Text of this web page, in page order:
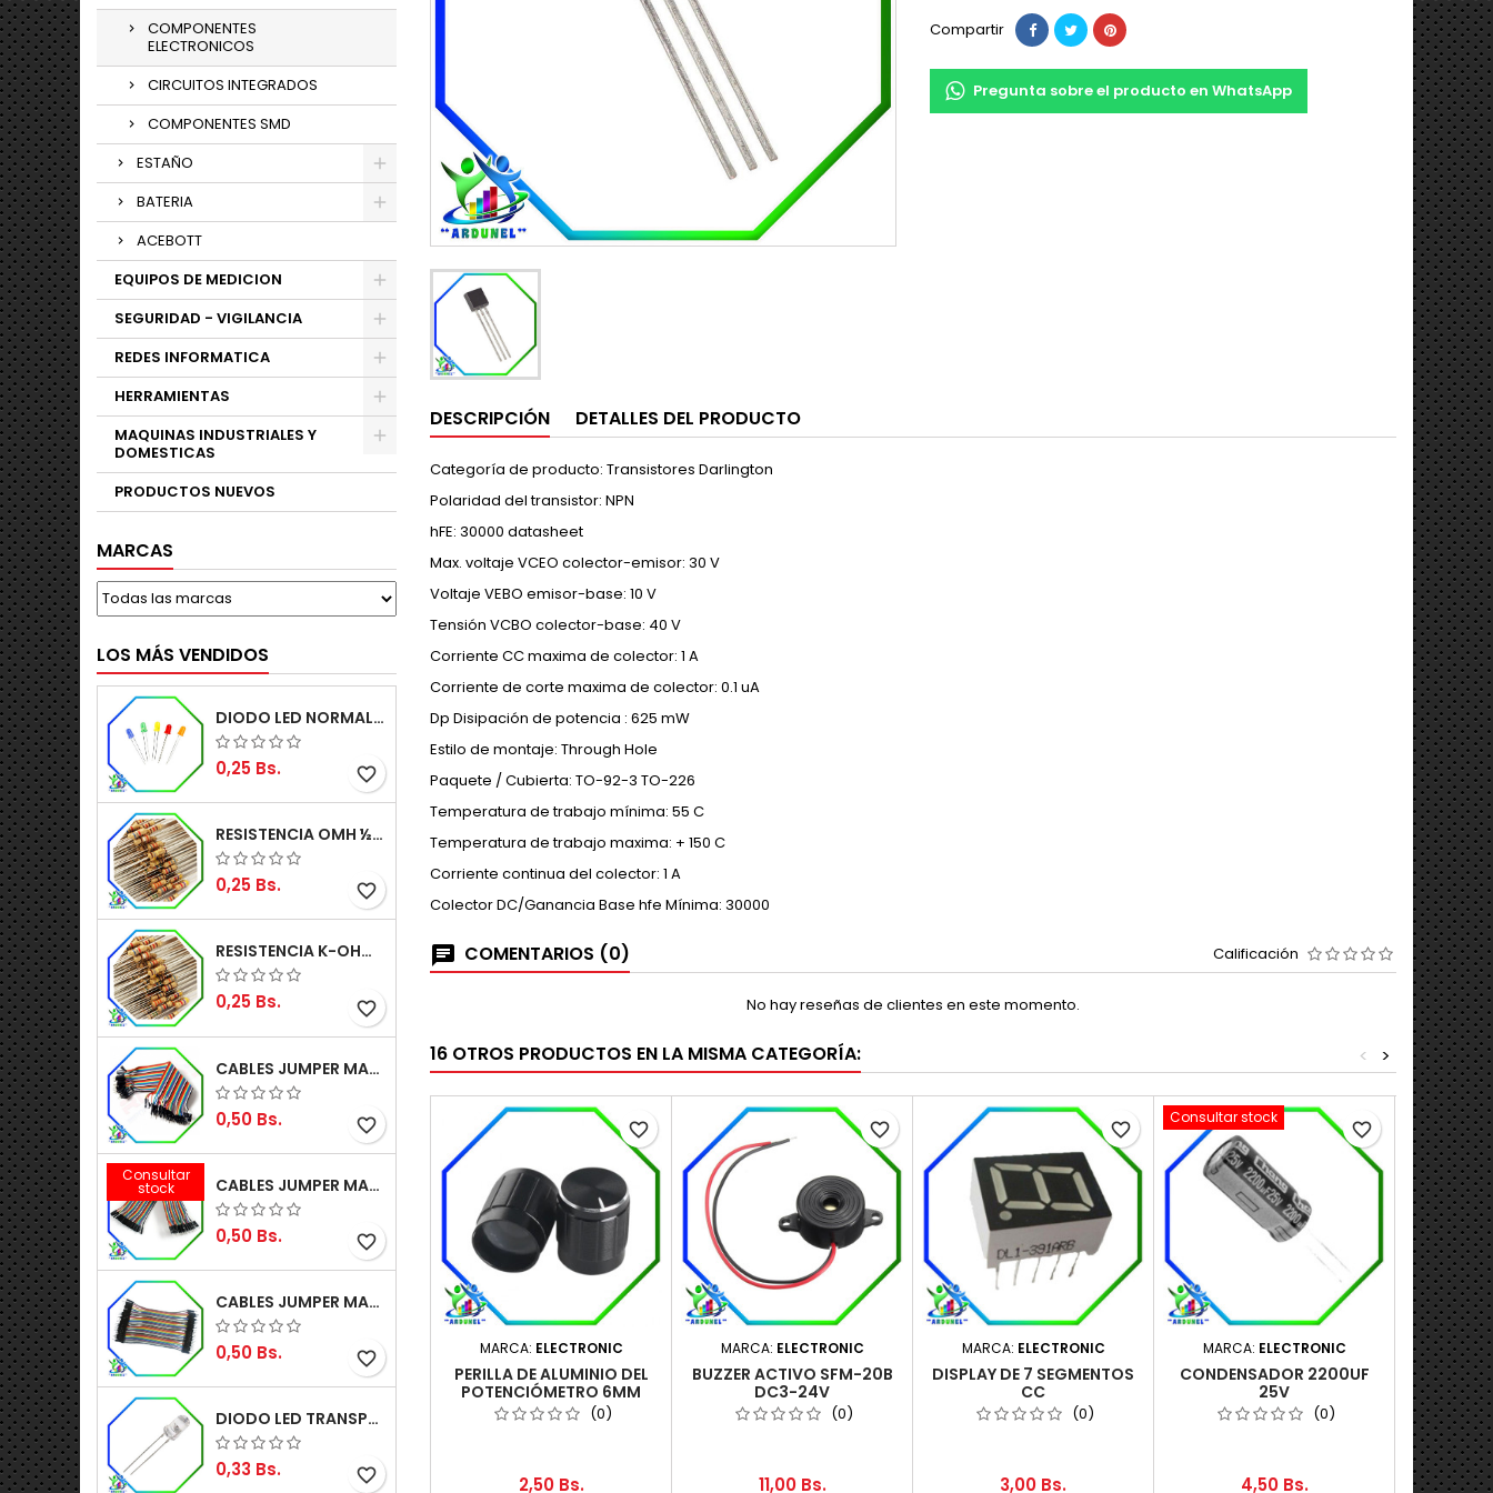
COMPONENTES
ELECTRONICOS
CIRCUITOS INTEGRADOS
COMPONENTES SMD
ESTAÑO
BATERIA
ACEBOTT
EQUIPOS DE MEDICION
SEGURIDAD - VIGILANCIA
REDES INFORMATICA
HERRAMIENTAS
MAQUINAS INDUSTRIALES Y
DOMESTICAS
PRODUCTOS NUEVOS
MARCAS
LOS MÁS VENDIDOS
DIODO LED NORMAL 5MM
0,25 Bs. favorite_border
RESISTENCIA OMH ½W 5%
0,25 Bs. favorite_border
RESISTENCIA K-OHM ½W 5%
0,25 Bs. favorite_border
CABLES JUMPER MACHO-MACHO 20CM (ALTA CALIDAD)
0,50 Bs. favorite_border
Consultar
stock CABLES JUMPER MACHO-HEMBRA 20CM (ALTA CALIDAD)
0,50 Bs. favorite_border
CABLES JUMPER MACHO-MACHO 10CM (ALTA CALIDAD)
0,50 Bs. favorite_border
DIODO LED TRANSPARENTE DE 5MM 3,5V 20MA 10000MCD
0,33 Bs. favorite_border
Compartir
Pregunta sobre el producto en WhatsApp
DESCRIPCIÓN DETALLES DEL PRODUCTO
Categoría de producto: Transistores Darlington
Polaridad del transistor: NPN
hFE: 30000 datasheet
Max. voltaje VCEO colector-emisor: 30 V
Voltaje VEBO emisor-base: 10 V
Tensión VCBO colector-base: 40 V
Corriente CC maxima de colector: 1 A
Corriente de corte maxima de colector: 0.1 uA
Dp Disipación de potencia : 625 mW
Estilo de montaje: Through Hole
Paquete / Cubierta: TO-92-3 TO-226
Temperatura de trabajo mínima: 55 C
Temperatura de trabajo maxima: + 150 C
Corriente continua del colector: 1 A
Colector DC/Ganancia Base hfe Mínima: 30000
COMENTARIOS (0) Calificación
No hay reseñas de clientes en este momento.
16 OTROS PRODUCTOS EN LA MISMA CATEGORÍA: >
<
MARCA: ELECTRONIC
PERILLA DE ALUMINIO DEL
POTENCIÓMETRO 6MM
EXTERNO 15MM*17MM
(0)
2,50 Bs.
favorite_border
MARCA: ELECTRONIC
BUZZER ACTIVO SFM-20B
DC3-24V
(0)
11,00 Bs.
favorite_border
MARCA: ELECTRONIC
DISPLAY DE 7 SEGMENTOS
CC
(0)
3,00 Bs.
favorite_border
Consultar stock
MARCA: ELECTRONIC
CONDENSADOR 2200UF
25V
(0)
4,50 Bs.
favorite_border